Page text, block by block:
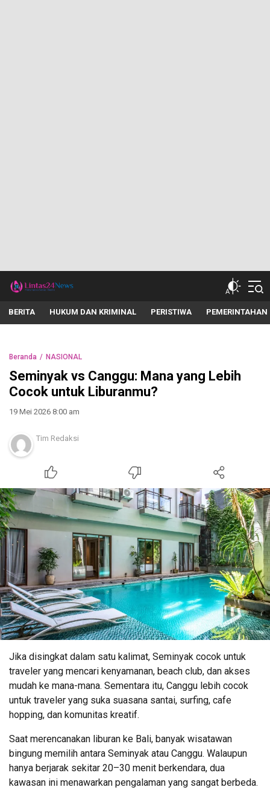
lintas24news.com
Menyingkap Setiap Realita
BERITA HUKUM DAN KRIMINAL PERISTIWA PEMERINTAHAN
Beranda NASIONAL
Seminyak vs Canggu: Mana yang Lebih
Cocok untuk Liburanmu?
19 Mei 2026 8:00 am
Tim Redaksi
Jika disingkat dalam satu kalimat, Seminyak cocok untuk
traveler yang mencari kenyamanan, beach club, dan akses
mudah ke mana-mana. Sementara itu, Canggu lebih cocok
untuk traveler yang suka suasana santai, surfing, cafe
hopping, dan komunitas kreatif.
Saat merencanakan liburan ke Bali, banyak wisatawan
bingung memilih antara Seminyak atau Canggu. Walaupun
hanya berjarak sekitar 20–30 menit berkendara, dua
kawasan ini menawarkan pengalaman yang sangat berbeda.